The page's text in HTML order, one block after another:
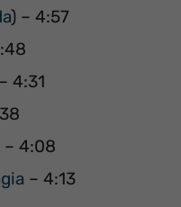
) – 4:57
– 4:31
– 4:08
– 4:13